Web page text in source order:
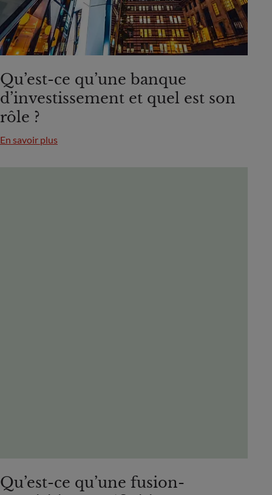
Qu’est-ce qu’une banque
d’investissement et quel est son
rôle ?
En savoir plus
Qu’est-ce qu’une fusion-